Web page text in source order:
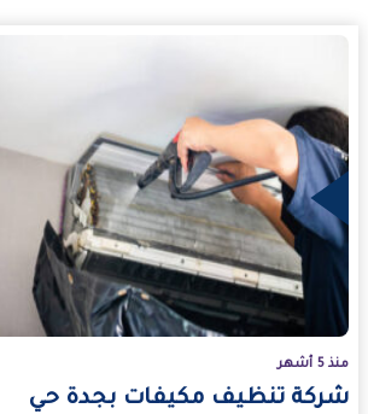
منذ 5 أشهر
شركة تنظيف مكيفات بجدة حي